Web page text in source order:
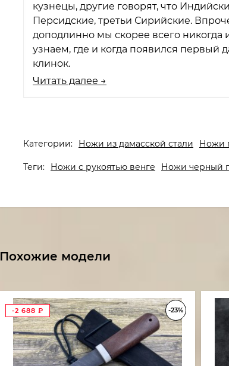
кузнецы, другие говорят, что
Персидские, третьи Сирийские.
доподлинно мы скорее всего никогда
узнаем, где и когда появился первый
клинок.
Читать далее →
Категории: Ножи из дамасской стали Ножи
Теги: Ножи с рукоятью венге Ножи черный
Похожие модели
-23%
-2 688 ₽